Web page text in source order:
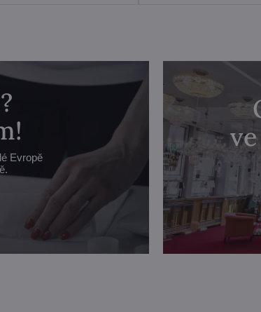
Evropě